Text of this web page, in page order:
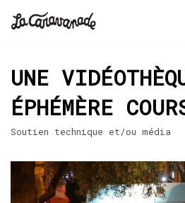
contenu
UNE
ÉPHÉMÈRE
Soutien technique et/ou média